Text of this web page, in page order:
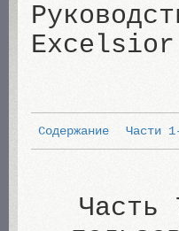
Содержание Части